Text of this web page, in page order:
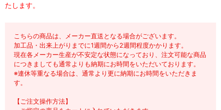
たします。
こちらの商品は、メーカー直送となる場合がございます。
加工品・出来上がりまでに1週間から2週間程度かかります。
現在各メーカー生産が不安定な状態になっており、注文可能な商品
につきましても通常よりも納期にお時間をいただいております。
※連休等重なる場合は、通常より更に納期にお時間をいただきま
す。
【ご注文操作方法】